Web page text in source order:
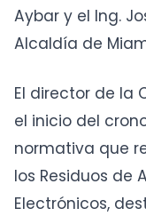
Aybar y el Ing.
Alcaldía de
El director de la
el inicio del
normativa que
los Residuos de
Electrónicos,